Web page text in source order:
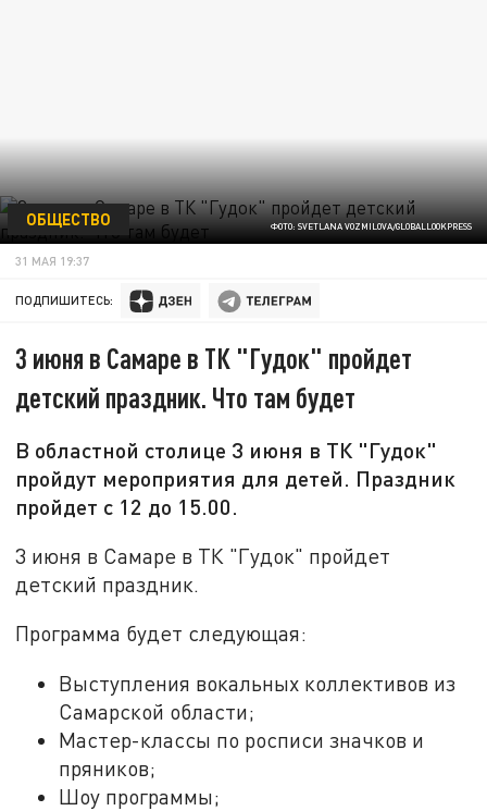
ФОТО: SVETLANA VOZMILOVA/GLOBALLOOKPRESS
ОБЩЕСТВО
31 МАЯ 19:37
ПОДПИШИТЕСЬ:
3 июня в Самаре в ТК "Гудок" пройдет
детский праздник. Что там будет
В областной столице 3 июня в ТК "Гудок"
пройдут мероприятия для детей. Праздник
пройдет с 12 до 15.00.
3 июня в Самаре в ТК "Гудок" пройдет
детский праздник.
Программа будет следующая:
Выступления вокальных коллективов из
Самарской области;
Мастер-классы по росписи значков и
пряников;
Шоу программы;